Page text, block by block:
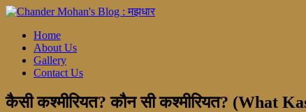
Home
About Us
Gallery
Contact Us
कैसी कश्मीरियत? कौन सी कश्मीरियत?